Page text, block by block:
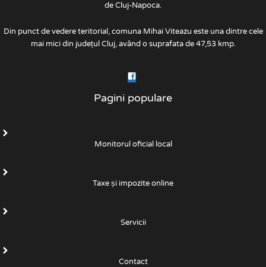
de Cluj-Napoca.
Din punct de vedere teritorial, comuna Mihai Viteazu este una dintre cele
mai mici din județul Cluj, având o suprafata de 47,53 kmp.
Pagini populare
Monitorul oficial local
Taxe și impozite online
Servicii
Contact